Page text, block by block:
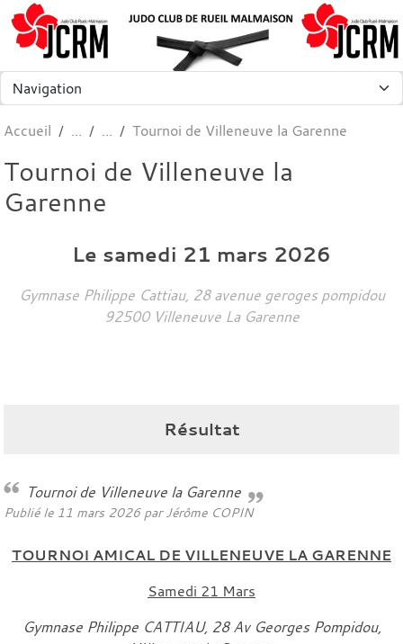
Accueil Tournoi de Villeneuve la Garenne
Tournoi de Villeneuve la
Garenne
Le samedi 21 mars 2026
Gymnase Philippe Cattiau, 28 avenue geroges pompidou
92500 Villeneuve La Garenne
Résultat
Tournoi de Villeneuve la Garenne
Publié le 11 mars 2026par Jérôme COPIN
TOURNOI AMICAL DE VILLENEUVE LA GARENNE
Samedi 21 Mars
Gymnase Philippe CATTIAU, 28 Av Georges Pompidou,
Panneau de gestion des cookies